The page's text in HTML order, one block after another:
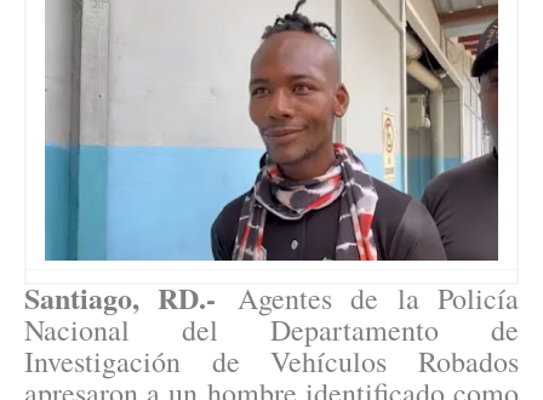
Santiago, RD.- Agentes de la Policía
Nacional del Departamento de
Investigación de Vehículos Robados